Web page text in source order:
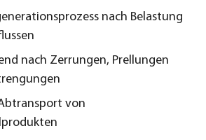
nach Belastung
nach Zerrungen, Prellungen
von